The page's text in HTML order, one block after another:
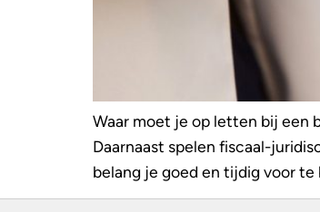
Waar moet je op letten bij een
Daarnaast spelen fiscaal-
belang je goed en tijdig voor te